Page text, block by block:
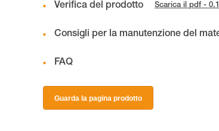
Verifica del prodotto Scarica il pdf -
Consigli per la manutenzione del
FAQ
Guarda la pagina prodotto